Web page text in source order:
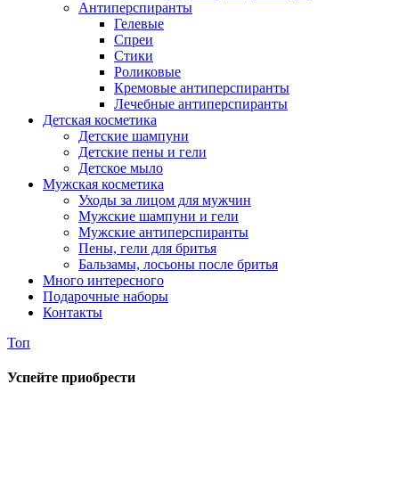
Антиперспиранты
Гелевые
Спреи
Стики
Роликовые
Кремовые антиперспиранты
Лечебные антиперспиранты
Детская косметика
Детские шампуни
Детские пены и гели
Детское мыло
Мужская косметика
Уходы за лицом для мужчин
Мужские шампуни и гели
Мужские антиперспиранты
Пены, гели для бритья
Бальзамы, лосьоны после бритья
Много интересного
Подарочные наборы
Контакты
Топ
Успейте приобрести